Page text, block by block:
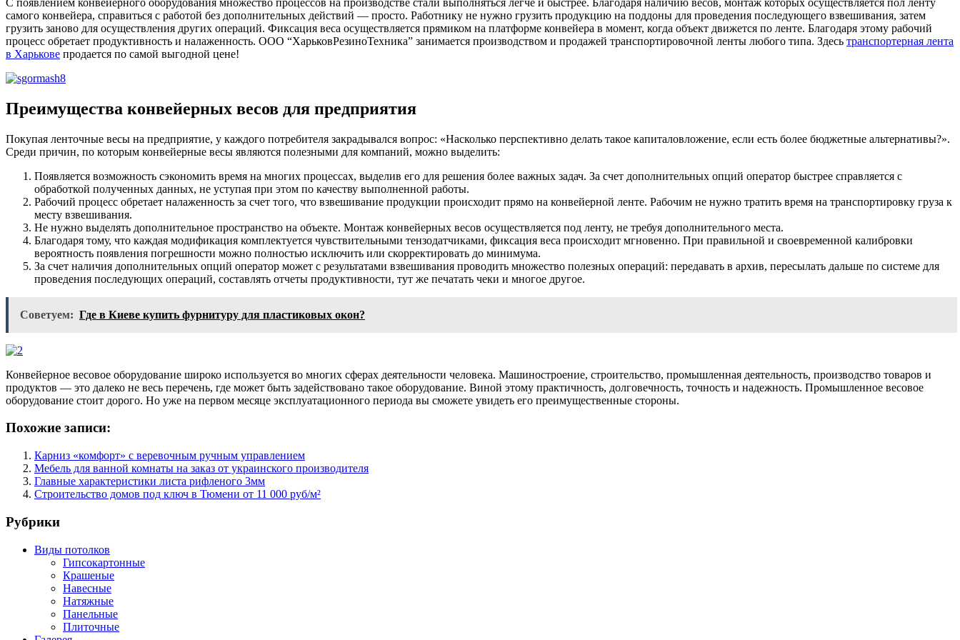
самого конвейера, справиться с работой без дополнительных действий — просто. Работнику не нужно грузить продукцию на поддоны для проведения последующего взвешивания, затем
грузить заново для осуществления других операций. Фиксация веса осуществляется прямиком на платформе конвейера в момент, когда объект движется по ленте. Благодаря этому рабочий
процесс обретает продуктивность и налаженность. ООО “ХарьковРезиноТехника” занимается производством и продажей транспортировочной ленты любого типа. Здесь транспортерная лента
в Харькове продается по самой выгодной цене!
Преимущества конвейерных весов для предприятия
Покупая ленточные весы на предприятие, у каждого потребителя закрадывался вопрос: «Насколько перспективно делать такое капиталовложение, если есть более бюджетные альтернативы?».
Среди причин, по которым конвейерные весы являются полезными для компаний, можно выделить:
Появляется возможность сэкономить время на многих процессах, выделив его для решения более важных задач. За счет дополнительных опций оператор быстрее справляется с
обработкой полученных данных, не уступая при этом по качеству выполненной работы.
Рабочий процесс обретает налаженность за счет того, что взвешивание продукции происходит прямо на конвейерной ленте. Рабочим не нужно тратить время на транспортировку груза к
месту взвешивания.
Не нужно выделять дополнительное пространство на объекте. Монтаж конвейерных весов осуществляется под ленту, не требуя дополнительного места.
Благодаря тому, что каждая модификация комплектуется чувствительными тензодатчиками, фиксация веса происходит мгновенно. При правильной и своевременной калибровки
вероятность появления погрешности можно полностью исключить или скорректировать до минимума.
За счет наличия дополнительных опций оператор может с результатами взвешивания проводить множество полезных операций: передавать в архив, пересылать дальше по системе для
проведения последующих операций, составлять отчеты продуктивности, тут же печатать чеки и многое другое.
Советуем: Где в Киеве купить фурнитуру для пластиковых окон?
Конвейерное весовое оборудование широко используется во многих сферах деятельности человека. Машиностроение, строительство, промышленная деятельность, производство товаров и
продуктов — это далеко не весь перечень, где может быть задействовано такое оборудование. Виной этому практичность, долговечность, точность и надежность. Промышленное весовое
оборудование стоит дорого. Но уже на первом месяце эксплуатационного периода вы сможете увидеть его преимущественные стороны.
Похожие записи:
Карниз «комфорт» с веревочным ручным управлением
Мебель для ванной комнаты на заказ от украинского производителя
Главные характеристики листа рифленого 3мм
Строительство домов под ключ в Тюмени от 11 000 руб/м²
Рубрики
Виды потолков
Гипсокартонные
Крашеные
Навесные
Натяжные
Панельные
Плиточные